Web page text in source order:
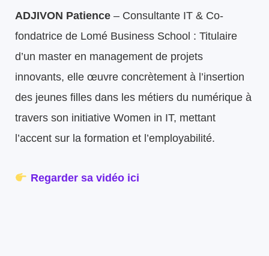
ADJIVON Patience – Consultante IT & Co-
fondatrice de Lomé Business School : Titulaire
d’un master en management de projets
innovants, elle œuvre concrètement à l’insertion
des jeunes filles dans les métiers du numérique à
travers son initiative Women in IT, mettant
l’accent sur la formation et l’employabilité.
Regarder sa vidéo ici